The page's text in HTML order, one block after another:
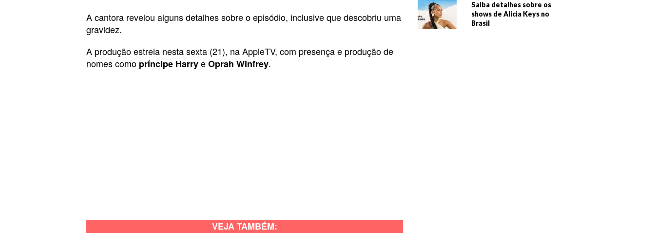
A cantora revelou alguns detalhes sobre o episódio, inclusive que descobriu uma
gravidez.
A produção estreia nesta sexta (21), na AppleTV, com presença e produção de
nomes como príncipe HarryeOprah Winfrey.
VEJA TAMBÉM:
Saiba detalhes sobre os
shows de Alicia Keys no
Brasil